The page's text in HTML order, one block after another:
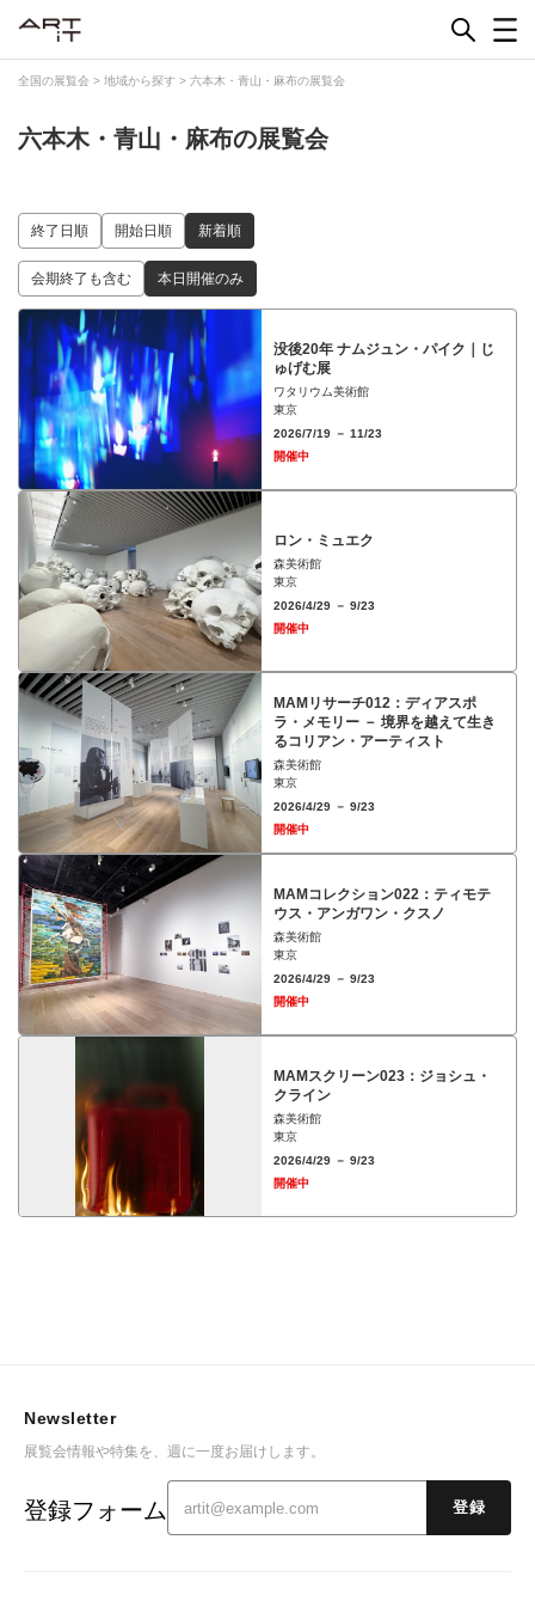
全国の展覧会 > 地域から探す > 六本木・青山・麻布の展覧会
六本木・青山・麻布の展覧会
終了日順 開始日順 新着順
会期終了も含む 本日開催のみ
没後20年 ナムジュン・パイク｜じ
ゅげむ展
ワタリウム美術館
東京
2026/7/19 － 11/23
開催中
ロン・ミュエク
森美術館
東京
2026/4/29 － 9/23
開催中
MAMリサーチ012：ディアスポ
ラ・メモリー － 境界を越えて生き
るコリアン・アーティスト
森美術館
東京
2026/4/29 － 9/23
開催中
MAMコレクション022：ティモテ
ウス・アンガワン・クスノ
森美術館
東京
2026/4/29 － 9/23
開催中
MAMスクリーン023：ジョシュ・
クライン
森美術館
東京
2026/4/29 － 9/23
開催中
Newsletter
展覧会情報や特集を、週に一度お届けします。
登録フォーム 登録